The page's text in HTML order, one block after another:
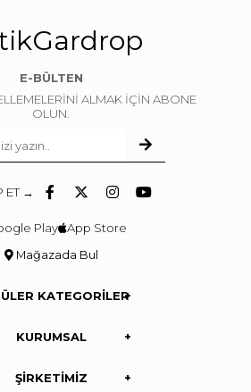
E-BÜLTEN
ALMAK İÇİN ABONE
OLUN.
ET →
Play App Store
Mağazada Bul
KATEGORİLER
KURUMSAL
ŞİRKETİMİZ